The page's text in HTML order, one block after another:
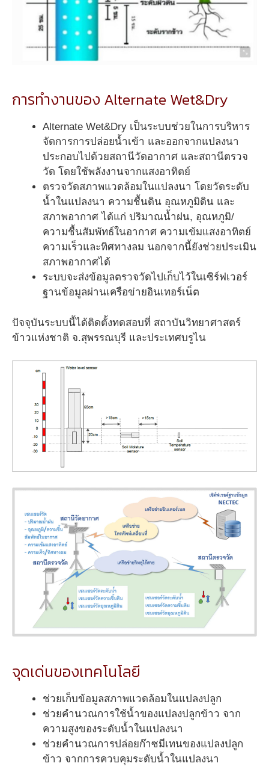
การทำงานของ Alternate Wet&Dry
Alternate Wet&Dry เป็นระบบช่วยในการบริหาร
จัดการการปล่อยน้ำเข้า และออกจากแปลงนา
ประกอบไปด้วยสถานีวัดอากาศ และสถานีตรวจ
วัด โดยใช้พลังงานจากแสงอาทิตย์
ตรวจวัดสภาพแวดล้อมในแปลงนา โดยวัดระดับ
น้ำในแปลงนา ความชื้นดิน อุณหภูมิดิน และ
สภาพอากาศ ได้แก่ ปริมาณน้ำฝน, อุณหภูมิ/
ความชื้นสัมพัทธ์ในอากาศ ความเข้มแสงอาทิตย์
ความเร็วและทิศทางลม นอกจากนี้ยังช่วยประเมิน
สภาพอากาศได้
ระบบจะส่งข้อมูลตรวจวัดไปเก็บไว้ในเซิร์ฟเวอร์
ฐานข้อมูลผ่านเครือข่ายอินเทอร์เน็ต
ปัจจุบันระบบนี้ได้ติดตั้งทดสอบที่ สถาบันวิทยาศาสตร์
ข้าวแห่งชาติ จ.สุพรรณบุรี และประเทศบรูไน
จุดเด่นของเทคโนโลยี
ช่วยเก็บข้อมูลสภาพแวดล้อมในแปลงปลูก
ช่วยคำนวณการใช้น้ำของแปลงปลูกข้าว จาก
ความสูงของระดับน้ำในแปลงนา
ช่วยคำนวณการปล่อยก๊าซมีเทนของแปลงปลูก
ข้าว จากการควบคุมระดับน้ำในแปลงนา